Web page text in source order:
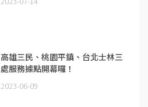
高雄三民、桃園平鎮、台北士林三
處服務據點開幕囉！
2023-06-09